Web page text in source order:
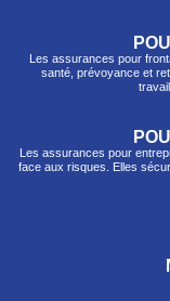
Les assurances pour
santé, prévoyance et
Les assurances pour
face aux risques. Elles